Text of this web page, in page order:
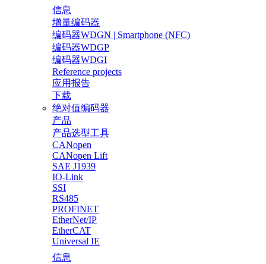
信息
增量编码器
编码器WDGN | Smartphone (NFC)
编码器WDGP
编码器WDGI
Reference projects
应用报告
下载
绝对值编码器
产品
产品选型工具
CANopen
CANopen Lift
SAE J1939
IO-Link
SSI
RS485
PROFINET
EtherNet/IP
EtherCAT
Universal IE
信息